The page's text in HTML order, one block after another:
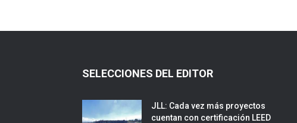
SELECCIONES DEL EDITOR
JLL: Cada vez más proyectos
cuentan con certificación LEED